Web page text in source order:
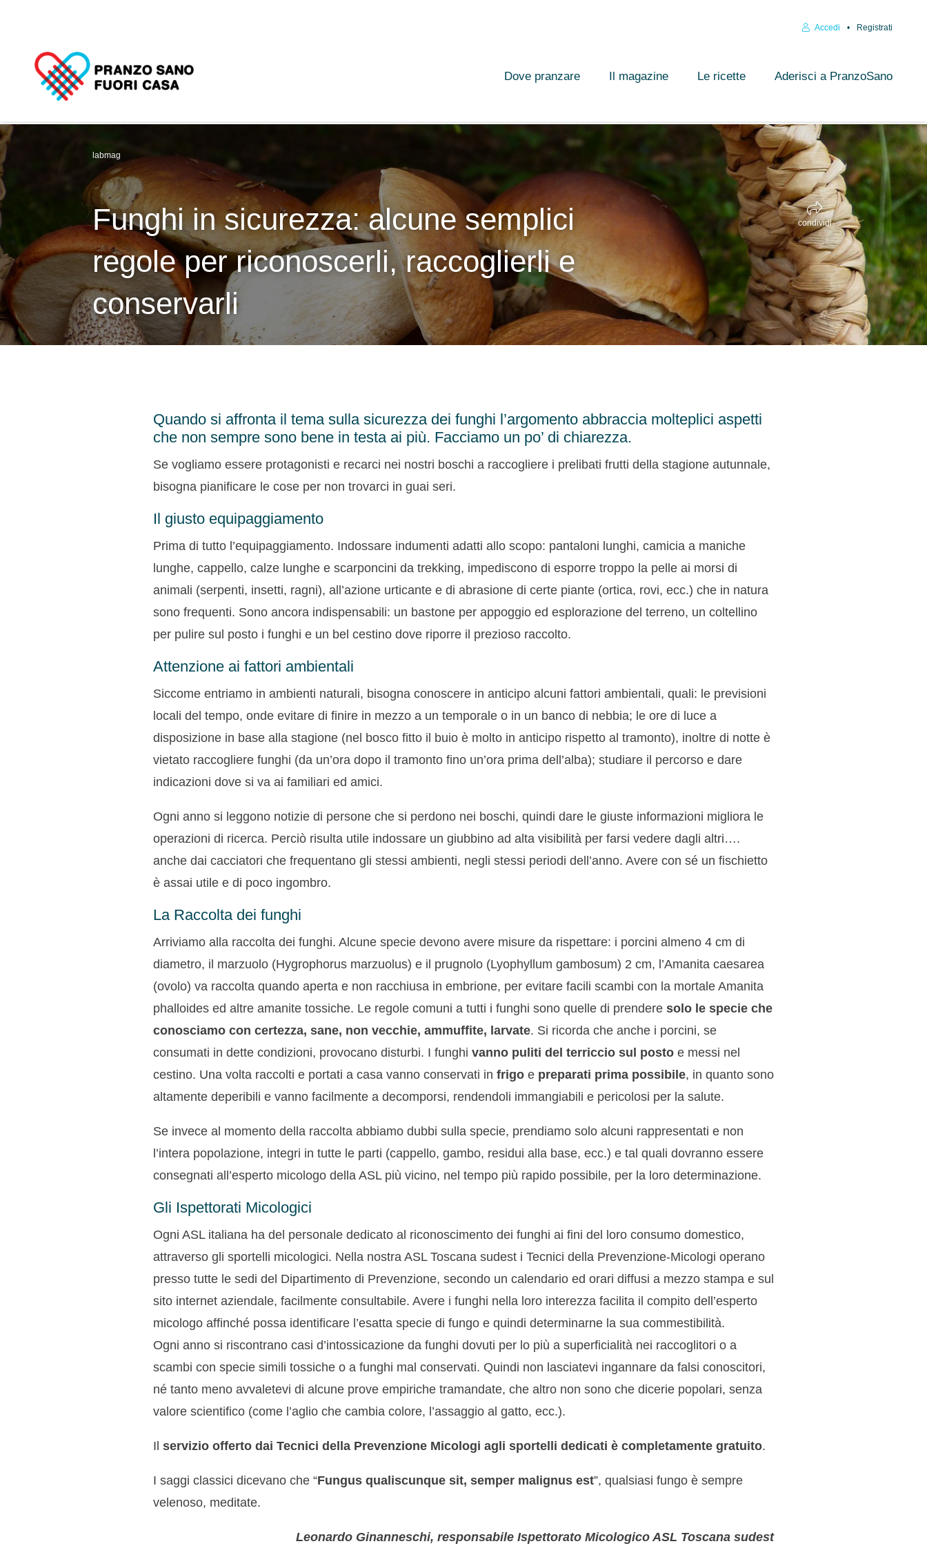
Accedi Registrati
Dove pranzare Il magazine Le ricette Aderisci a PranzoSano
labmag
Funghi in sicurezza: alcune semplici
regole per riconoscerli, raccoglierli e
conservarli
condividi
Quando si affronta il tema sulla sicurezza dei funghi l’argomento abbraccia molteplici aspetti
che non sempre sono bene in testa ai più. Facciamo un po’ di chiarezza.
Se vogliamo essere protagonisti e recarci nei nostri boschi a raccogliere i prelibati frutti della stagione autunnale,
bisogna pianificare le cose per non trovarci in guai seri.
Il giusto equipaggiamento
Prima di tutto l’equipaggiamento. Indossare indumenti adatti allo scopo: pantaloni lunghi, camicia a maniche
lunghe, cappello, calze lunghe e scarponcini da trekking, impediscono di esporre troppo la pelle ai morsi di
animali (serpenti, insetti, ragni), all’azione urticante e di abrasione di certe piante (ortica, rovi, ecc.) che in natura
sono frequenti. Sono ancora indispensabili: un bastone per appoggio ed esplorazione del terreno, un coltellino
per pulire sul posto i funghi e un bel cestino dove riporre il prezioso raccolto.
Attenzione ai fattori ambientali
Siccome entriamo in ambienti naturali, bisogna conoscere in anticipo alcuni fattori ambientali, quali: le previsioni
locali del tempo, onde evitare di finire in mezzo a un temporale o in un banco di nebbia; le ore di luce a
disposizione in base alla stagione (nel bosco fitto il buio è molto in anticipo rispetto al tramonto), inoltre di notte è
vietato raccogliere funghi (da un’ora dopo il tramonto fino un’ora prima dell’alba); studiare il percorso e dare
indicazioni dove si va ai familiari ed amici.
Ogni anno si leggono notizie di persone che si perdono nei boschi, quindi dare le giuste informazioni migliora le
operazioni di ricerca. Perciò risulta utile indossare un giubbino ad alta visibilità per farsi vedere dagli altri….
anche dai cacciatori che frequentano gli stessi ambienti, negli stessi periodi dell’anno. Avere con sé un fischietto
è assai utile e di poco ingombro.
La Raccolta dei funghi
Arriviamo alla raccolta dei funghi. Alcune specie devono avere misure da rispettare: i porcini almeno 4 cm di
diametro, il marzuolo (Hygrophorus marzuolus) e il prugnolo (Lyophyllum gambosum) 2 cm, l’Amanita caesarea
(ovolo) va raccolta quando aperta e non racchiusa in embrione, per evitare facili scambi con la mortale Amanita
phalloides ed altre amanite tossiche. Le regole comuni a tutti i funghi sono quelle di prendere solo le specie che
conosciamo con certezza, sane, non vecchie, ammuffite, larvate. Si ricorda che anche i porcini, se
consumati in dette condizioni, provocano disturbi. I funghi vanno puliti del terriccio sul posto e messi nel
cestino. Una volta raccolti e portati a casa vanno conservati in frigo e preparati prima possibile, in quanto sono
altamente deperibili e vanno facilmente a decomporsi, rendendoli immangiabili e pericolosi per la salute.
Se invece al momento della raccolta abbiamo dubbi sulla specie, prendiamo solo alcuni rappresentati e non
l’intera popolazione, integri in tutte le parti (cappello, gambo, residui alla base, ecc.) e tal quali dovranno essere
consegnati all’esperto micologo della ASL più vicino, nel tempo più rapido possibile, per la loro determinazione.
Gli Ispettorati Micologici
Ogni ASL italiana ha del personale dedicato al riconoscimento dei funghi ai fini del loro consumo domestico,
attraverso gli sportelli micologici. Nella nostra ASL Toscana sudest i Tecnici della Prevenzione-Micologi operano
presso tutte le sedi del Dipartimento di Prevenzione, secondo un calendario ed orari diffusi a mezzo stampa e sul
sito internet aziendale, facilmente consultabile. Avere i funghi nella loro interezza facilita il compito dell’esperto
micologo affinché possa identificare l’esatta specie di fungo e quindi determinarne la sua commestibilità.
Ogni anno si riscontrano casi d’intossicazione da funghi dovuti per lo più a superficialità nei raccoglitori o a
scambi con specie simili tossiche o a funghi mal conservati. Quindi non lasciatevi ingannare da falsi conoscitori,
né tanto meno avvaletevi di alcune prove empiriche tramandate, che altro non sono che dicerie popolari, senza
valore scientifico (come l’aglio che cambia colore, l’assaggio al gatto, ecc.).
Il servizio offerto dai Tecnici della Prevenzione Micologi agli sportelli dedicati è completamente gratuito.
I saggi classici dicevano che “Fungus qualiscunque sit, semper malignus est”, qualsiasi fungo è sempre
velenoso, meditate.
Leonardo Ginanneschi, responsabile Ispettorato Micologico ASL Toscana sudest